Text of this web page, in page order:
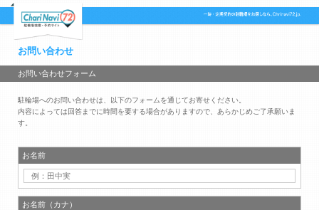
お問い合わせ
お問い合わせフォーム
駐輪場へのお問い合わせは、以下のフォームを通じてお寄せください。
内容によっては回答までに時間を要する場合がありますので、あらかじめご了承願いま
す。
お名前
お名前（カナ）